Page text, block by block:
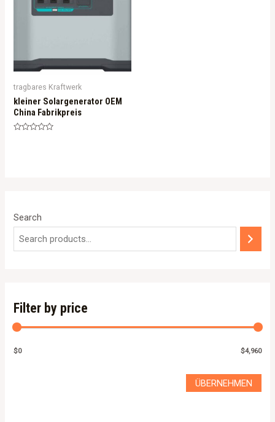
Search
Filter by price
$0 $4,960
ÜBERNEHMEN
tragbares Kraftwerk
kleiner Solargenerator OEM
China Fabrikpreis